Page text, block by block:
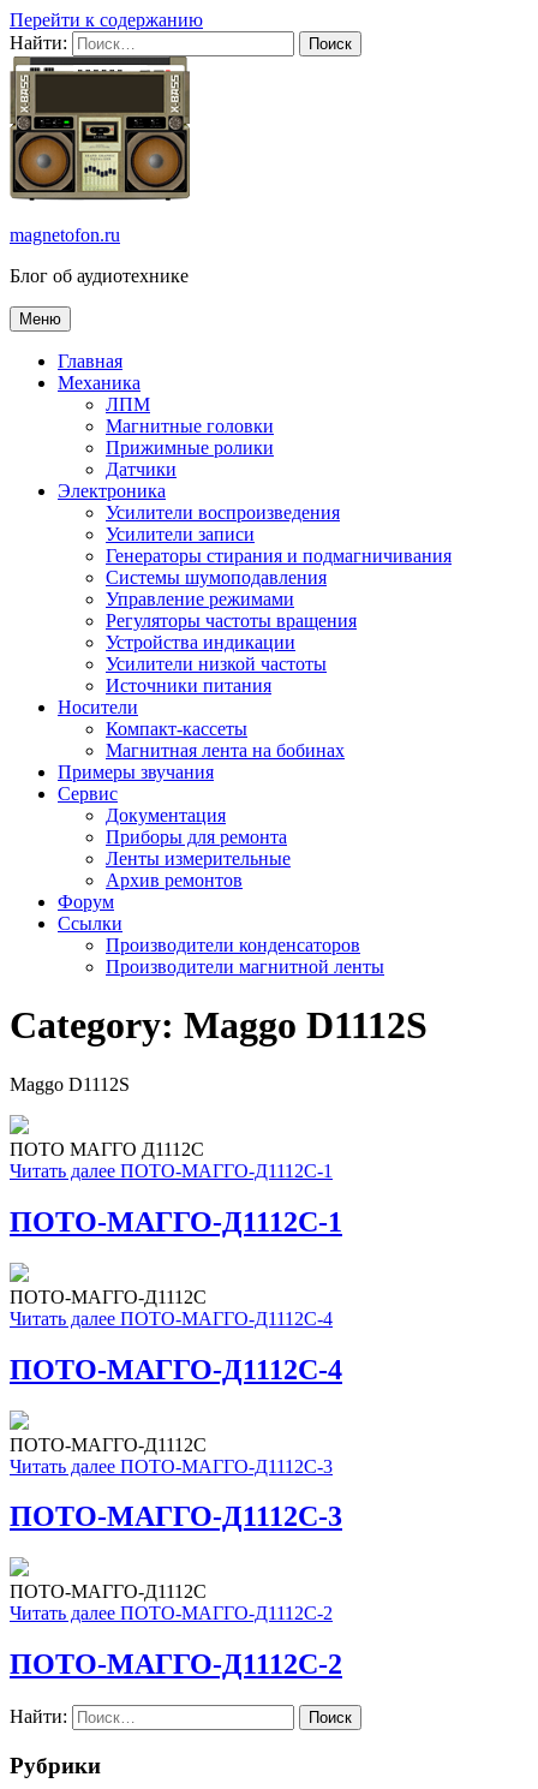
Перейти к содержанию
Найти:
magnetofon.ru
Блог об аудиотехнике
Меню
Главная
Механика
ЛПМ
Магнитные головки
Прижимные ролики
Датчики
Электроника
Усилители воспроизведения
Усилители записи
Генераторы стирания и подмагничивания
Системы шумоподавления
Управление режимами
Регуляторы частоты вращения
Устройства индикации
Усилители низкой частоты
Источники питания
Носители
Компакт-кассеты
Магнитная лента на бобинах
Примеры звучания
Сервис
Документация
Приборы для ремонта
Ленты измерительные
Архив ремонтов
Форум
Ссылки
Производители конденсаторов
Производители магнитной ленты
Category: Maggo D1112S
Maggo D1112S
ПОТО МАГГО Д1112С
Читать далее ПОТО-МАГГО-Д1112С-1
ПОТО-МАГГО-Д1112С-1
ПОТО-МАГГО-Д1112С
Читать далее ПОТО-МАГГО-Д1112С-4
ПОТО-МАГГО-Д1112С-4
ПОТО-МАГГО-Д1112С
Читать далее ПОТО-МАГГО-Д1112С-3
ПОТО-МАГГО-Д1112С-3
ПОТО-МАГГО-Д1112С
Читать далее ПОТО-МАГГО-Д1112С-2
ПОТО-МАГГО-Д1112С-2
Найти:
Рубрики